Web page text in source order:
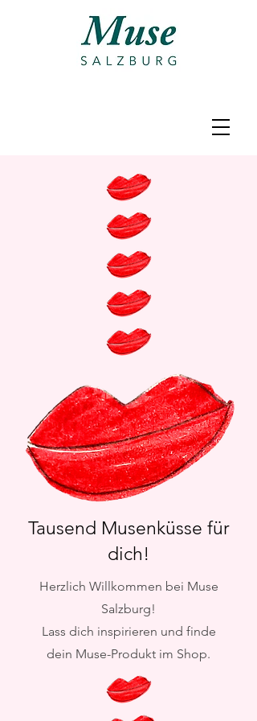
Tausend Musenküsse für
dich!
Herzlich Willkommen bei Muse
Salzburg!
Lass dich inspirieren und finde
dein Muse-Produkt im Shop.